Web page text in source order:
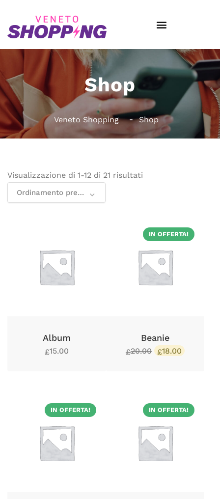
Shop
Veneto Shopping Shop
Visualizzazione di 1-12 di 21 risultati
Ordinamento predefinito
Album
£15.00
IN OFFERTA!
Beanie
£20.00 £18.00
IN OFFERTA! IN OFFERTA!